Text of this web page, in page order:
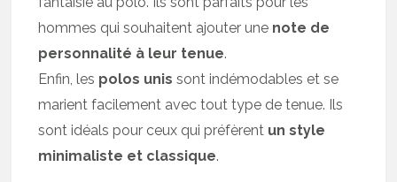
hommes qui souhaitent ajouter une note de
personnalité à leur tenue.
Enfin, les polos unissont indémodables et se
marient facilement avec tout type de tenue. Ils
sont idéals pour ceux qui préfèrent un style
minimaliste et classique.